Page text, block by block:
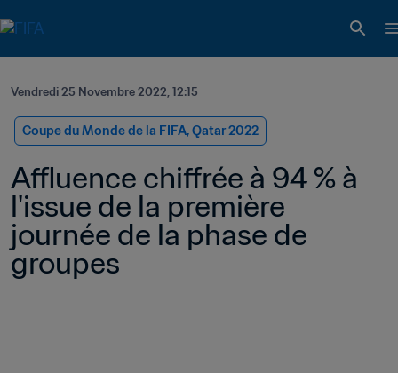
Vendredi 25 Novembre 2022, 12:15
Coupe du Monde de la FIFA, Qatar 2022
Affluence chiffrée à 94 % à
l'issue de la première
journée de la phase de
groupes